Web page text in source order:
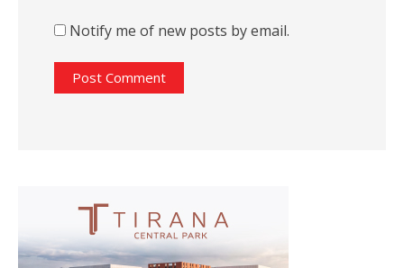
Notify me of new posts by email.